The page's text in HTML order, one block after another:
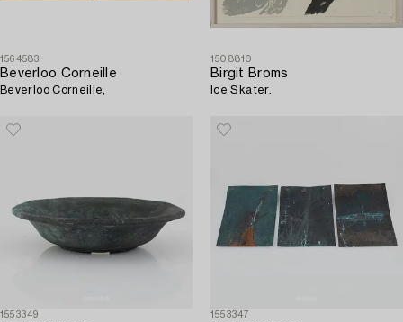
1564583
Beverloo Corneille
Beverloo Corneille,
1508810
Birgit Broms
Ice Skater.
1553349 1553347